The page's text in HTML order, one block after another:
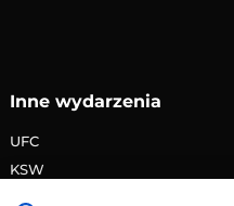
Inne wydarzenia
UFC
KSW